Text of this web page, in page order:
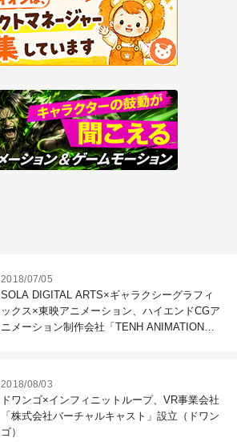
2018/07/05
SOLA DIGITAL ARTS×ギャラクシーグラフィ
ックス×東映アニメーション、ハイエンドCGア
ニメーション制作会社「TENH ANIMATION
2018/08/03
ドワンゴ×インフィニットループ、VR事業会社
「株式会社バーチャルキャスト」設立（ドワン
ゴ）